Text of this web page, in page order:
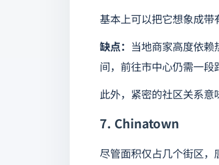
基本上可以把它想象成
缺点： 当地商家高度依
间，前往市中心仍需一段
此外，紧密的社区关系意
7. Chinatown
尽管面积仅占几个街区